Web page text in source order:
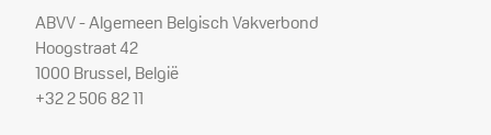
ABVV - Algemeen Belgisch Vakverbond
Hoogstraat 42
1000 Brussel, België
+32 2 506 82 11